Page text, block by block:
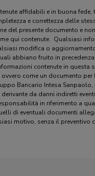
affidabili e in buona
e correttezza delle
presente documento e
qui contenute. Qualsiasi
modifica o
abbiano fruito in
contenute in questa
come un documento
Bancario Intesa
da danni indiretti
in riferimento a
di eventuali documenti
motivo, senza il preventivo